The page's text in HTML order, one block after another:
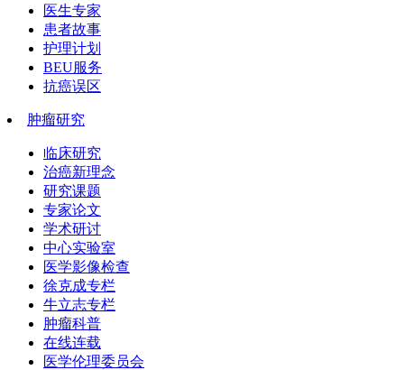
医生专家
患者故事
护理计划
BEU服务
抗癌误区
肿瘤研究
临床研究
治癌新理念
研究课题
专家论文
学术研讨
中心实验室
医学影像检查
徐克成专栏
牛立志专栏
肿瘤科普
在线连载
医学伦理委员会